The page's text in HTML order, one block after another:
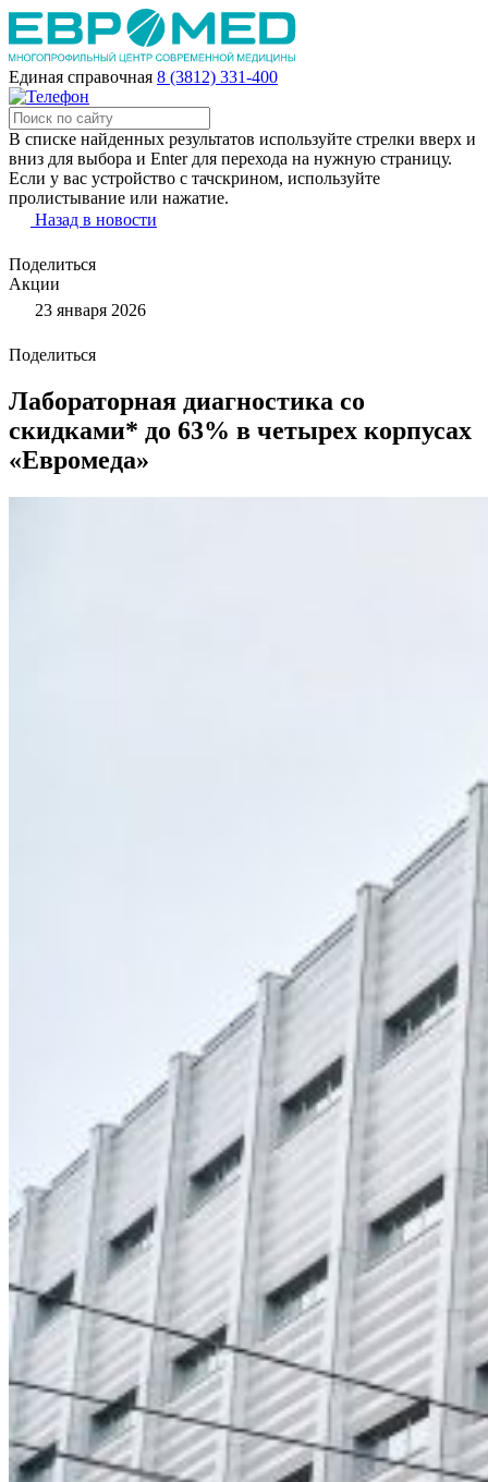
Единая справочная 8 (3812) 331-400
В списке найденных результатов используйте стрелки вверх и
вниз для выбора и Enter для перехода на нужную страницу.
Если у вас устройство с тачскрином, используйте
пролистывание или нажатие.
Назад в новости
Поделиться
Акции
23 января 2026
Поделиться
Лабораторная диагностика со
скидками* до 63% в четырех корпусах
«Евромеда»